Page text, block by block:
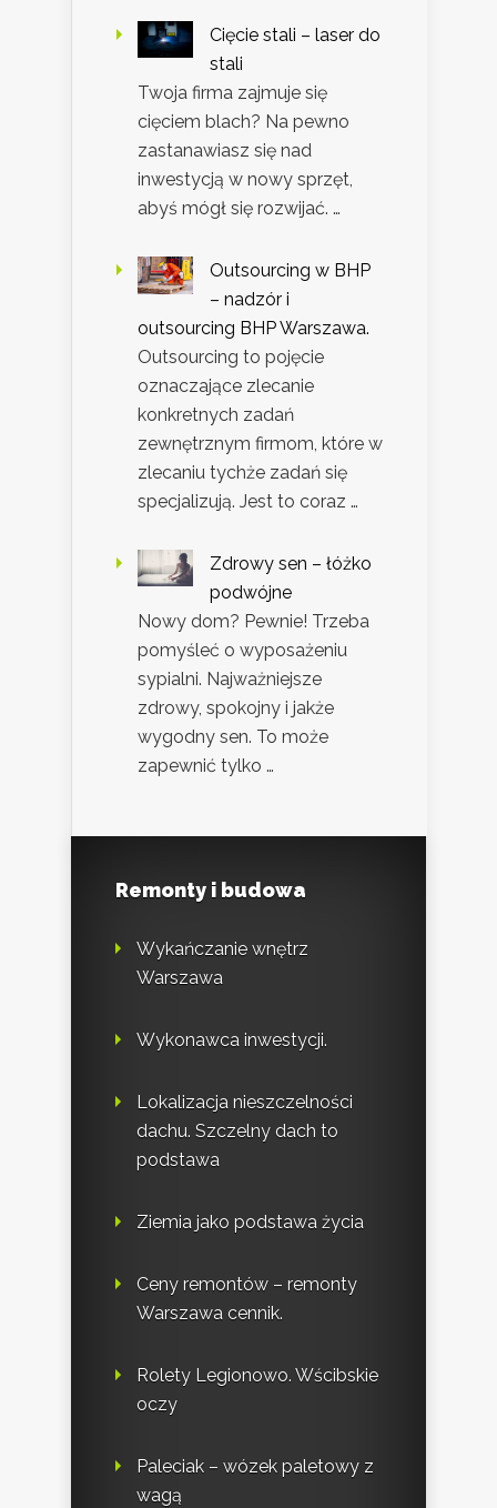
Cięcie stali – laser do
stali
Twoja firma zajmuje się
cięciem blach? Na pewno
zastanawiasz się nad
inwestycją w nowy sprzęt,
abyś mógł się rozwijać. …
Outsourcing w BHP
– nadzór i
outsourcing BHP Warszawa.
Outsourcing to pojęcie
oznaczające zlecanie
konkretnych zadań
zewnętrznym firmom, które w
zlecaniu tychże zadań się
specjalizują. Jest to coraz …
Zdrowy sen – łóżko
podwójne
Nowy dom? Pewnie! Trzeba
pomyśleć o wyposażeniu
sypialni. Najważniejsze
zdrowy, spokojny i jakże
wygodny sen. To może
zapewnić tylko …
Remonty i budowa
Wykańczanie wnętrz
Warszawa
Wykonawca inwestycji.
Lokalizacja nieszczelności
dachu. Szczelny dach to
podstawa
Ziemia jako podstawa życia
Ceny remontów – remonty
Warszawa cennik.
Rolety Legionowo. Wścibskie
oczy
Paleciak – wózek paletowy z
wagą